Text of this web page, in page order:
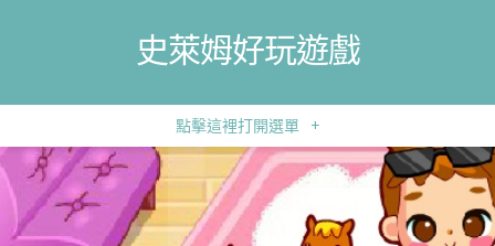
史萊姆好玩遊戲
點擊這裡打開選單 +